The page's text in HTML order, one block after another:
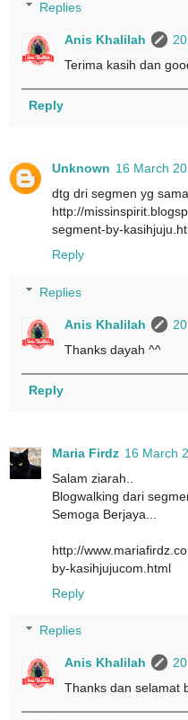
Replies
Anis Khalilah
Terima kasih dan
Reply
Unknown 16 March
dtg dri segmen yg sama
http://
segment-by-
Reply
Replies
Anis Khalilah
Thanks dayah ^^
Reply
Maria Firdz 16 March
Salam ziarah..
Blogwalking dari
Semoga Berjaya...
http://
by-kasihjujucom.html
Reply
Replies
Anis Khalilah
Thanks dan selamat